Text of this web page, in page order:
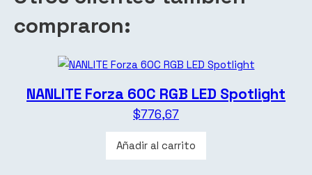
compraron:
NANLITE Forza 60C RGB LED Spotlight
$776,67
Añadir al carrito